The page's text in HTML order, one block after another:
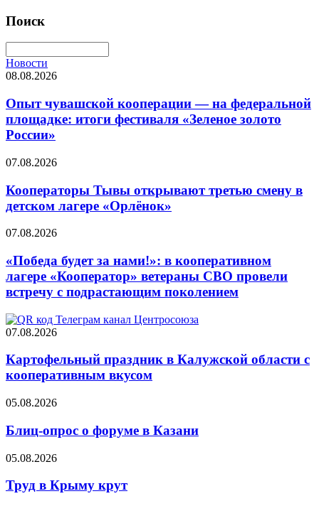
Поиск
Новости
08.08.2026
Опыт чувашской кооперации — на федеральной
площадке: итоги фестиваля «Зеленое золото
России»
07.08.2026
Кооператоры Тывы открывают третью смену в
детском лагере «Орлёнок»
07.08.2026
«Победа будет за нами!»: в кооперативном
лагере «Кооператор» ветераны СВО провели
встречу с подрастающим поколением
07.08.2026
Картофельный праздник в Калужской области с
кооперативным вкусом
05.08.2026
Блиц-опрос о форуме в Казани
05.08.2026
Труд в Крыму крут